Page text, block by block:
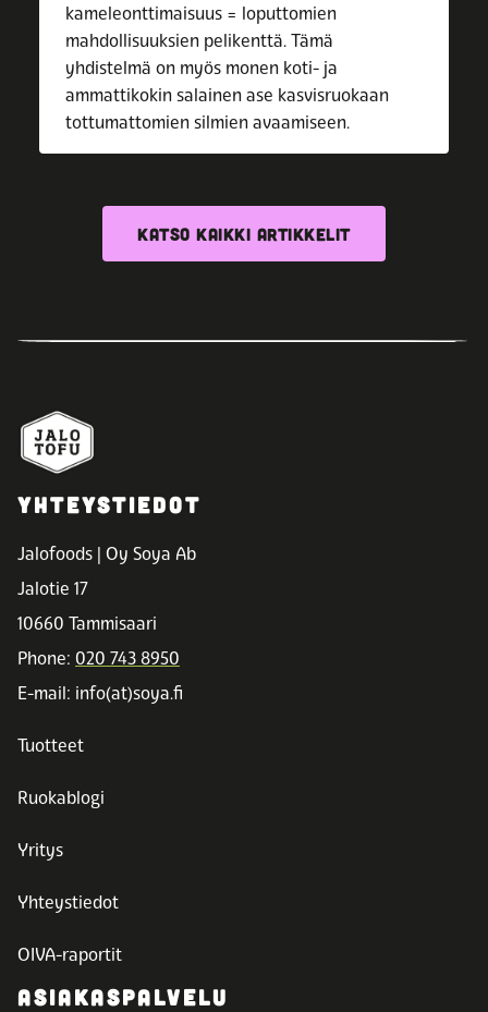
kameleonttimaisuus = loputtomien
mahdollisuuksien pelikenttä. Tämä
yhdistelmä on myös monen koti- ja
ammattikokin salainen ase kasvisruokaan
tottumattomien silmien avaamiseen.
KATSO KAIKKI ARTIKKELIT
YHTEYSTIEDOT
Jalofoods | Oy Soya Ab
Jalotie 17
10660 Tammisaari
Phone: 020 743 8950
E-mail: info(at)soya.fi
Tuotteet
Ruokablogi
Yritys
Yhteystiedot
OIVA-raportit
ASIAKASPALVELU